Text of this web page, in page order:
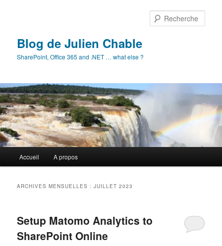
Blog de Julien Chable
SharePoint, Office 365 and .NET … what else ?
principal
Accueil A propos
ARCHIVES MENSUELLES :JUILLET 2023
Setup Matomo Analytics to
SharePoint Online